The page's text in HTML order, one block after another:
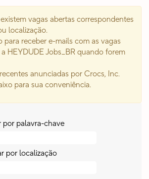
vagas abertas correspondentes
localização.
para receber e-mails com as vagas
HEYDUDE Jobs_BR quando forem
anunciadas por Crocs, Inc.
para sua conveniência.
por palavra-chave
por localização